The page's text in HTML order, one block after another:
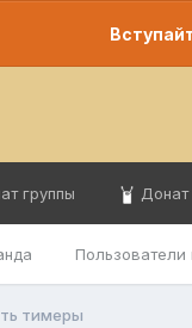
Пользователи
группы
тимеры